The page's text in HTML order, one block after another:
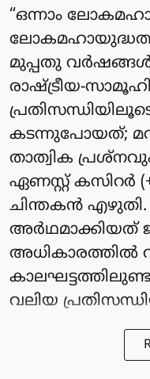
“ഒന്നാം
മുപ്പതു വർഷങ്ങൾ
രാഷ്ട്രീയ-
പ്രതിസന്ധിയിലൂടെ
കടന്നുപോയത്;
താത്വിക
ഏണസ്റ്റ് കസിറർ
ചിന്തകൻ എഴുതി.
അർഥമാക്കിയത്
അധികാരത്തിൽ
വലിയ